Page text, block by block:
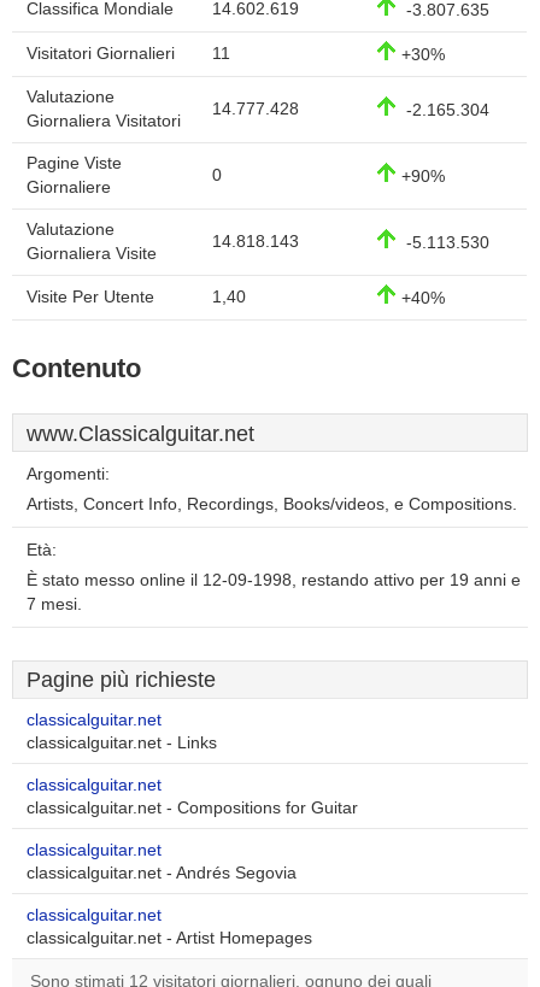
Classifica Mondiale 14.602.619 -3.807.635
Visitatori Giornalieri 11 +30%
Valutazione
Giornaliera Visitatori
14.777.428 -2.165.304
Pagine Viste
Giornaliere
0 +90%
Valutazione
Giornaliera Visite
14.818.143 -5.113.530
Visite Per Utente 1,40 +40%
Contenuto
www.Classicalguitar.net
Argomenti:
Artists, Concert Info, Recordings, Books/videos, e Compositions.
Età:
È stato messo online il 12-09-1998, restando attivo per 19 anni e
7 mesi.
Pagine più richieste
classicalguitar.net
classicalguitar.net - Links
classicalguitar.net
classicalguitar.net - Compositions for Guitar
classicalguitar.net
classicalguitar.net - Andrés Segovia
classicalguitar.net
classicalguitar.net - Artist Homepages
Sono stimati 12 visitatori giornalieri, ognuno dei quali